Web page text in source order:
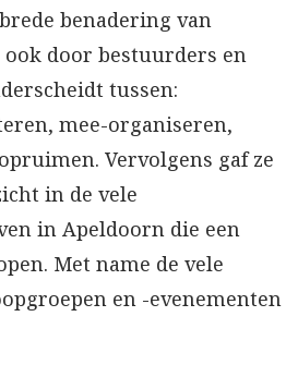
benadering van
door bestuurders en
tussen:
mee-organiseren,
Vervolgens gaf ze
in de vele
in Apeldoorn die een
Met name de vele
en -evenementen